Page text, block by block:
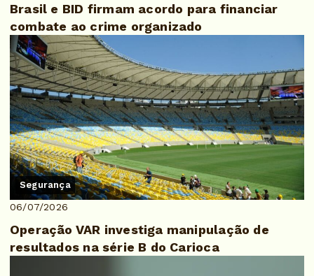
Brasil e BID firmam acordo para financiar
combate ao crime organizado
Segurança
06/07/2026
Operação VAR investiga manipulação de
resultados na série B do Carioca